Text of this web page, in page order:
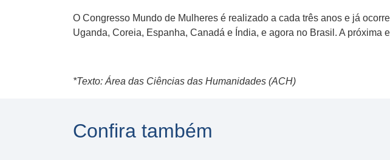
O Congresso Mundo de Mulheres é realizado a cada três anos e já
Uganda, Coreia, Espanha, Canadá e Índia, e agora no Brasil. A próxima
*Texto: Área das Ciências das Humanidades (ACH)
Confira também